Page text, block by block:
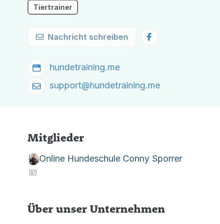
Tiertrainer
Nachricht schreiben
hundetraining.me
support@hundetraining.me
Mitglieder
Online Hundeschule Conny Sporrer
Über unser Unternehmen